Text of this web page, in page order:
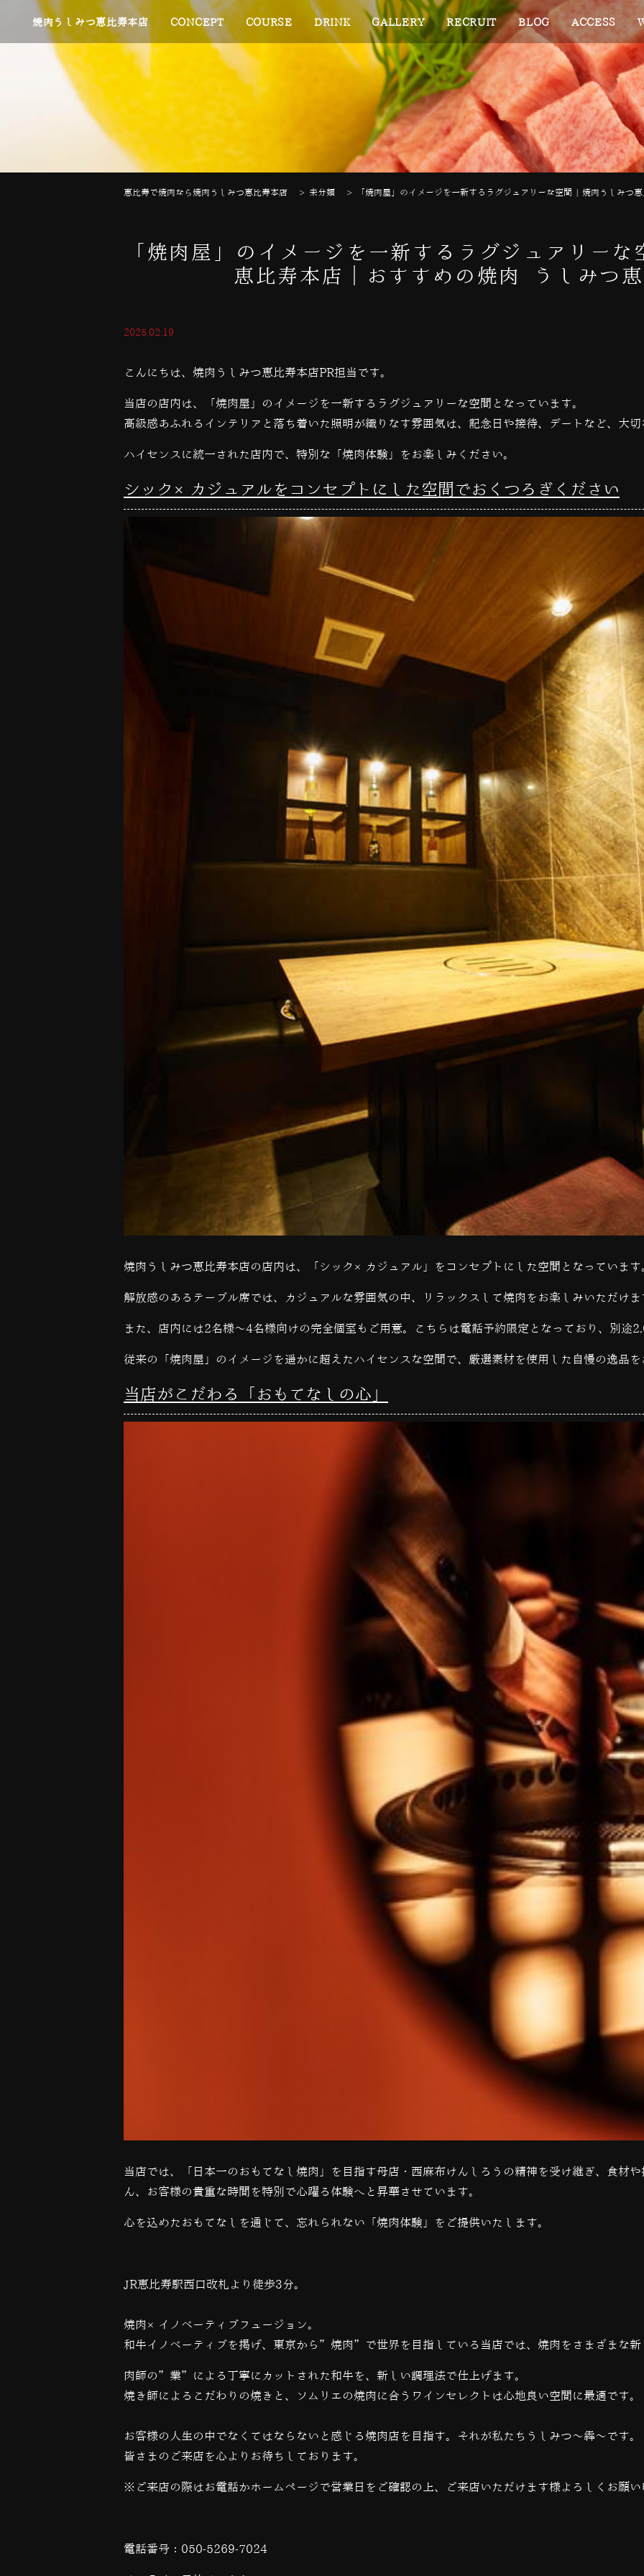
焼肉うしみつ恵比寿本店 CONCEPT COURSE DRINK GALLERY RECRUIT BLOG ACCESS
恵比寿で焼肉なら焼肉うしみつ恵比寿本店 > 未分類 > 「焼肉屋」のイメージを一新するラグジュアリーな空間 | 焼肉うしみつ
「焼肉屋」のイメージを一新するラグジュアリー
恵比寿本店｜おすすめの焼肉 うしみつ
2025.02.19
こんにちは、焼肉うしみつ恵比寿本店PR担当です。
当店の店内は、「焼肉屋」のイメージを一新するラグジュアリーな空間となっています。
高級感あふれるインテリアと落ち着いた照明が織りなす雰囲気は、記念日や接待、デートなど、大
ハイセンスに統一された店内で、特別な「焼肉体験」をお楽しみください。
シック×カジュアルをコンセプトにした空間でおくつろぎください
焼肉うしみつ恵比寿本店の店内は、「シック×カジュアル」をコンセプトにした空間となっています
解放感のあるテーブル席では、カジュアルな雰囲気の中、リラックスして焼肉をお楽しみいただけま
また、店内には2名様～4名様向けの完全個室もご用意。こちらは電話予約限定となっており、別途
従来の「焼肉屋」のイメージを遥かに超えたハイセンスな空間で、厳選素材を使用した自慢の逸品
当店がこだわる「おもてなしの心」
当店では、「日本一のおもてなし焼肉」を目指す母店・西麻布けんしろうの精神を受け継ぎ、食材
ん、お客様の貴重な時間を特別で心躍る体験へと昇華させています。
心を込めたおもてなしを通じて、忘れられない「焼肉体験」をご提供いたします。
JR恵比寿駅西口改札より徒歩3分。
焼肉×イノベーティブフュージョン。
和牛イノベーティブを掲げ、東京から”焼肉”で世界を目指している当店では、 焼肉をさまざまな
肉師の”業”による丁寧にカットされた和牛を、新しい調理法で仕上げます。
焼き師によるこだわりの焼きと、ソムリエの焼肉に合うワインセレクトは心地良い空間に最適です。
お客様の人生の中でなくてはならないと感じる焼肉店を目指す。それが私たちうしみつ～犇～です。
皆さまのご来店を心よりお待ちしております。
※ご来店の際はお電話かホームページで営業日をご確認の上、ご来店いただけます様よろしくお願
電話番号： 050-5269-7024